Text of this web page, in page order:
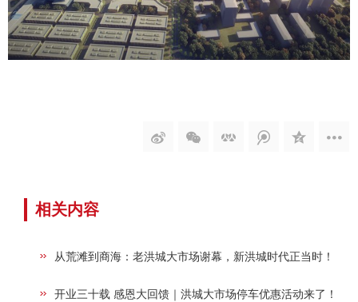
相关内容
从荒滩到商海：老洪城大市场谢幕，新洪城时代正当时！
开业三十载 感恩大回馈｜洪城大市场停车优惠活动来了！